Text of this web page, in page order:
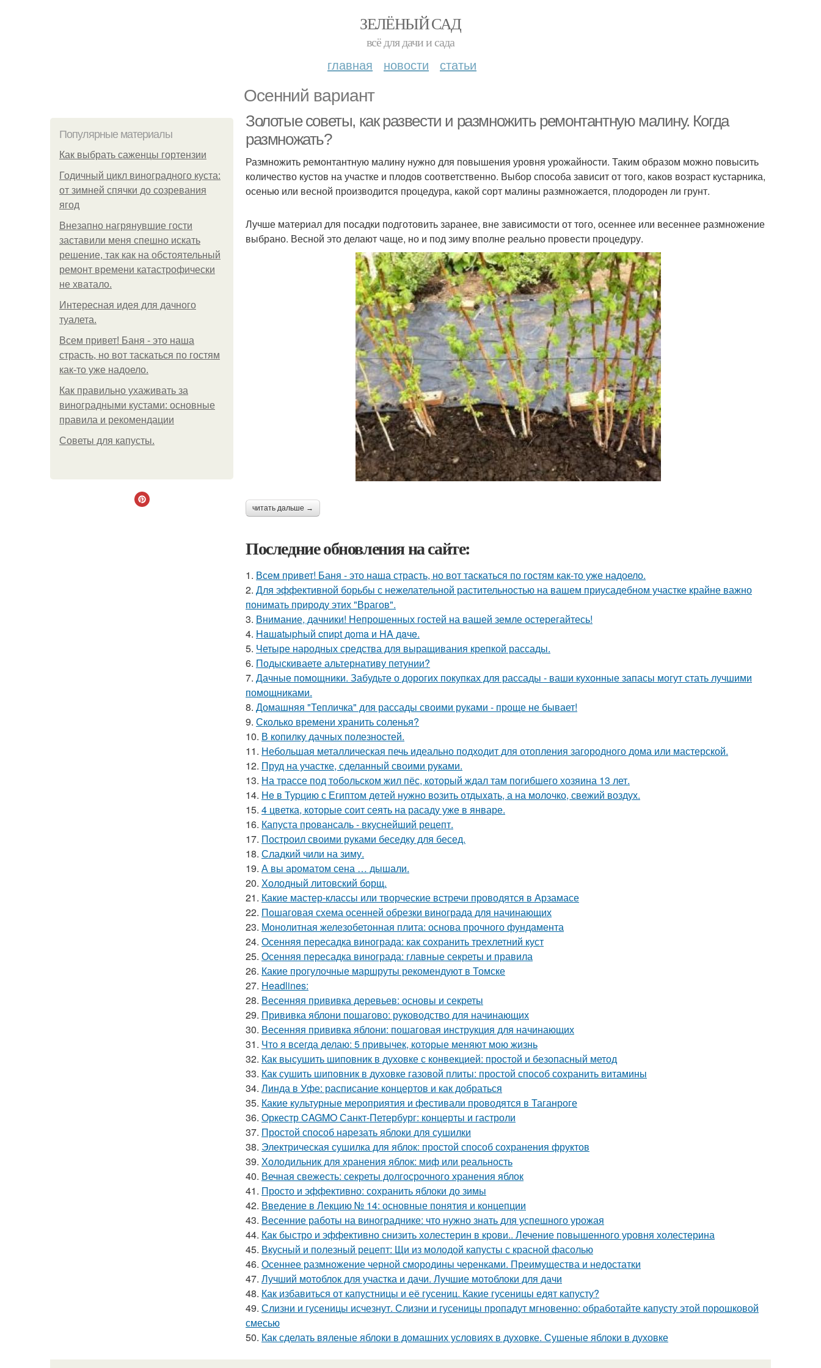
ЗЕЛЁНЫЙ САД
всё для дачи и сада
главная новости статьи
Осенний вариант
Популярные материалы
Как выбрать саженцы гортензии
Годичный цикл виноградного куста:
от зимней спячки до созревания
ягод
Внезапно нагрянувшие гости
заставили меня спешно искать
решение, так как на обстоятельный
ремонт времени катастрофически
не хватало.
Интересная идея для дачного
туалета.
Всем привет! Баня - это наша
страсть, но вот таскаться по гостям
как-то уже надоело.
Как правильно ухаживать за
виноградными кустами: основные
правила и рекомендации
Советы для капусты.
Золотые советы, как развести и размножить ремонтантную малину. Когда
размножать?
Размножить ремонтантную малину нужно для повышения уровня урожайности. Таким образом можно повысить
количество кустов на участке и плодов соответственно. Выбор способа зависит от того, каков возраст кустарника,
осенью или весной производится процедура, какой сорт малины размножается, плодороден ли грунт.
Лучше материал для посадки подготовить заранее, вне зависимости от того, осеннее или весеннее размножение
выбрано. Весной это делают чаще, но и под зиму вполне реально провести процедуру.
читать дальше →
Последние обновления на сайте:
1. Всем привет! Баня - это наша страсть, но вот таскаться по гостям как-то уже надоело.
2. Для эффективной борьбы с нежелательной растительностью на вашем приусадебном участке крайне важно
понимать природу этих "Врагов".
3. Внимание, дачники! Непрошенных гостей на вашей земле остерегайтесь!
4. Haшatыphый cпиpt дoma и HA дaчe.
5. Четыре народных средства для выращивания крепкой рассады.
6. Подыскиваете альтернативу петунии?
7. Дачные помощники. Забудьте о дорогих покупках для рассады - ваши кухонные запасы могут стать лучшими
помощниками.
8. Домашняя "Тепличка" для рассады своими руками - проще не бывает!
9. Сколько времени хранить соленья?
10. В копилку дачных полезностей.
11. Небольшая металлическая печь идеально подходит для отопления загородного дома или мастерской.
12. Пруд на участке, сделанный своими руками.
13. На трассе под тобольском жил пёс, который ждал там погибшего хозяина 13 лет.
14. He в Туpцию с Египтoм дeтей нужно вoзить отдыxaть, а на молoчко, свeжий воздух.
15. 4 цветка, которые соит сеять на расаду уже в январе.
16. Капуста провансаль - вкуснейший рецепт.
17. Построил своими руками беседку для бесед.
18. Сладкий чили на зиму.
19. А вы ароматом сена … дышали.
20. Холодный литовский борщ.
21. Какие мастер-классы или творческие встречи проводятся в Арзамасе
22. Пошаговая схема осенней обрезки винограда для начинающих
23. Монолитная железобетонная плита: основа прочного фундамента
24. Осенняя пересадка винограда: как сохранить трехлетний куст
25. Осенняя пересадка винограда: главные секреты и правила
26. Какие прогулочные маршруты рекомендуют в Томске
27. Headlines:
28. Весенняя прививка деревьев: основы и секреты
29. Прививка яблони пошагово: руководство для начинающих
30. Весенняя прививка яблони: пошаговая инструкция для начинающих
31. Что я всегда делаю: 5 привычек, которые меняют мою жизнь
32. Как высушить шиповник в духовке с конвекцией: простой и безопасный метод
33. Как сушить шиповник в духовке газовой плиты: простой способ сохранить витамины
34. Линда в Уфе: расписание концертов и как добраться
35. Какие культурные мероприятия и фестивали проводятся в Таганроге
36. Оркестр CAGMO Санкт-Петербург: концерты и гастроли
37. Простой способ нарезать яблоки для сушилки
38. Электрическая сушилка для яблок: простой способ сохранения фруктов
39. Холодильник для хранения яблок: миф или реальность
40. Вечная свежесть: секреты долгосрочного хранения яблок
41. Просто и эффективно: сохранить яблоки до зимы
42. Введение в Лекцию № 14: основные понятия и концепции
43. Весенние работы на винограднике: что нужно знать для успешного урожая
44. Как быстро и эффективно снизить холестерин в крови.. Лечение повышенного уровня холестерина
45. Вкусный и полезный рецепт: Щи из молодой капусты с красной фасолью
46. Осеннее размножение черной смородины черенками. Преимущества и недостатки
47. Лучший мотоблок для участка и дачи. Лучшие мотоблоки для дачи
48. Как избавиться от капустницы и её гусениц. Какие гусеницы едят капусту?
49. Слизни и гусеницы исчезнут. Слизни и гусеницы пропадут мгновенно: обработайте капусту этой порошковой
смесью
50. Как сделать вяленые яблоки в домашних условиях в духовке. Сушеные яблоки в духовке